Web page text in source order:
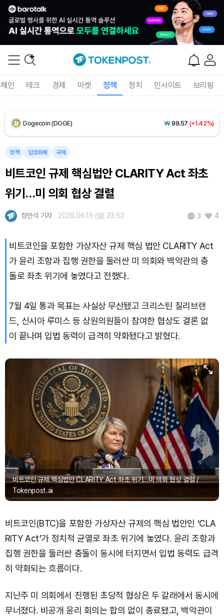
인 테크 경제 마켓 정책 정치 인사이트 브리핑
XRP (XRP) ₩1,466(+1.82%)
Dogecoin (DOGE) ₩ 99.57 (+1.42%)
Bitcoin (BTC)
정책 암호화폐 국제
비트코인 규제 핵심법안 CLARITY Act 좌초
위기…미 의회 협상 결렬
정민석 기자 2026.06.15 (월) 23:53 3 4
비트코인을 포함한 가상자산 규제 핵심 법안 CLARITY Act
가 윤리 조항과 집행 권한을 둘러싼 미 의회와 백악관의 충
돌로 좌초 위기에 놓였다고 전했다.
7월 4일 통과 목표는 사실상 무산됐고 크리스틴 질리브랜
드, 신시아 루미스 등 상원의원들이 참여한 협상도 결론 없
이 끝나며 입법 동력이 급격히 약화됐다고 밝혔다.
비트코인 규제 핵심법안 CLARITY Act 좌초 위기…미 의회 협상 결렬 /
Tokenpost.ai
비트코인(BTC)을 포함한 가상자산 규제의 핵심 법안인 ‘CLA
RITY Act’가 정치적 균열로 좌초 위기에 놓였다. 윤리 조항과
집행 권한을 둘러싼 충돌이 동시에 터지면서 입법 동력도 급격
히 약화되는 흐름이다.
지난주 미 의회에서 진행된 초당적 협상은 두 갈래에서 동시에
무너졌다. 비공개 윤리 회의는 합의 없이 종료됐고, 백악관이